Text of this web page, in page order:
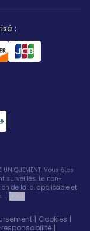
:
UNIQUEMENT. Vous êtes
surveillés. Le non-
de la loi applicable et
...
| Cookies |
|